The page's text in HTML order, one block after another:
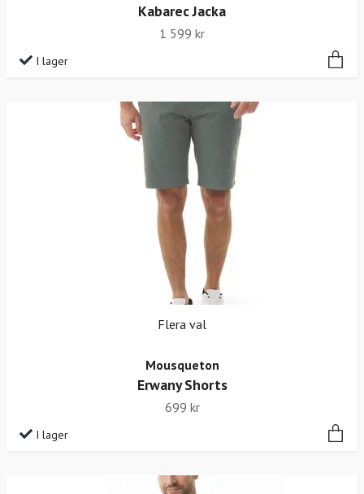
Kabarec Jacka
1 599 kr
I lager
Flera val
Mousqueton
Erwany Shorts
699 kr
I lager